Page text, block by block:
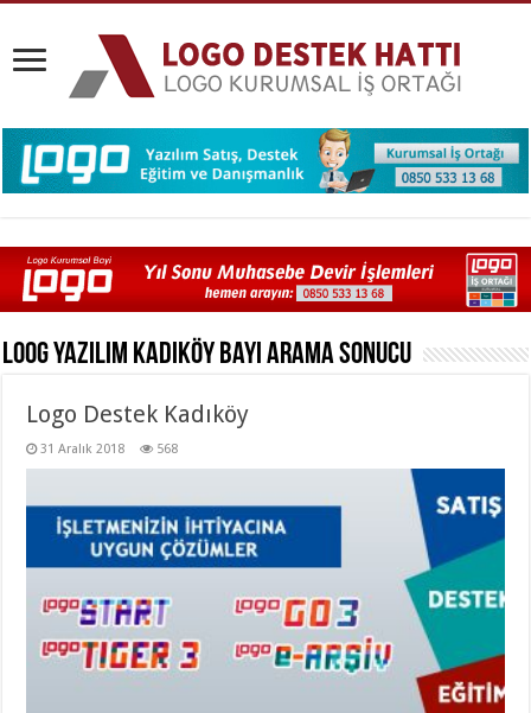
Loog Yazılım Kadıköy BayiArama Sonucu
Logo Destek Kadıköy
31 Aralık 2018 568